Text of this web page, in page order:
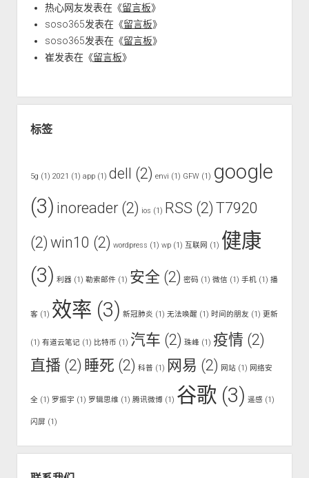
热心网友发表在《留言板》
soso365发表在《留言板》
soso365发表在《留言板》
崔发表在《留言板》
标签
5g (1) 2021 (1) app(1) dell (2) envi (1) GFW(1) google
(3) inoreader(2) ios (1) RSS (2) T7920
(2) win10 (2) wordpress (1) wp(1) 互联网 (1) 健康
(3) 利器 (1) 勒索邮件 (1) 安全(2) 密码 (1) 微信 (1) 手机(1) 播
客 (1) 效率 (3) 新冠肺炎 (1) 无法唤醒 (1) 时间的朋友 (1) 更新
(1) 有道云笔记 (1) 比特币 (1) 汽车 (2) 珠峰 (1) 疫情 (2)
直播 (2) 睡死 (2) 科普 (1) 网易 (2) 网站(1) 网络安
全(1) 罗振宇 (1) 罗辑思维(1) 腾讯微博(1) 谷歌 (3) 遥感 (1)
闪屏 (1)